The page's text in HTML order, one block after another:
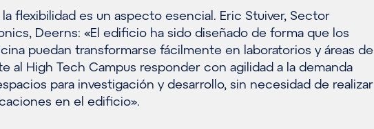
la flexibilidad es un aspecto esencial. Eric Stuiver, Sector
Deerns: «El edificio ha sido diseñado de forma que los
puedan transformarse fácilmente en laboratorios y áreas de
al High Tech Campus responder con agilidad a la demanda
para investigación y desarrollo, sin necesidad de realizar
en el edificio».